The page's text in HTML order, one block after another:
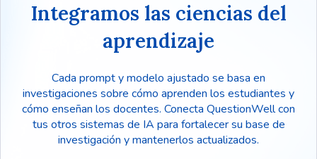
Integramos las ciencias del
aprendizaje
Cada prompt y modelo ajustado se basa en
investigaciones sobre cómo aprenden los estudiantes y
cómo enseñan los docentes. Conecta QuestionWell con
tus otros sistemas de IA para fortalecer su base de
investigación y mantenerlos actualizados.